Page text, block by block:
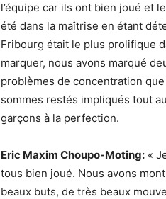
l’équipe car ils ont bien joué et
été dans la maîtrise en étant
Fribourg était le plus prolifique
marquer, nous avons marqué
problèmes de concentration
sommes restés impliqués tout
garçons à la perfection.
Eric Maxim Choupo-Moting: «
tous bien joué. Nous avons
beaux buts, de très beaux